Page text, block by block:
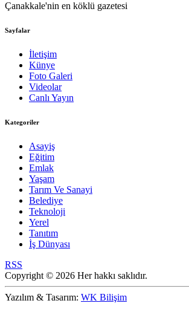
Çanakkale'nin en köklü gazetesi
Sayfalar
İletişim
Künye
Foto Galeri
Videolar
Canlı Yayın
Kategoriler
Asayiş
Eğitim
Emlak
Yaşam
Tarım Ve Sanayi
Belediye
Teknoloji
Yerel
Tanıtım
İş Dünyası
RSS
Copyright © 2026 Her hakkı saklıdır.
Yazılım & Tasarım: WK Bilişim